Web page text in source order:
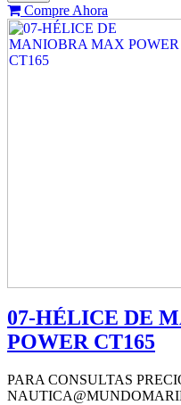
Compre Ahora
07-HÉLICE DE
POWER CT165
PARA CONSULTAS